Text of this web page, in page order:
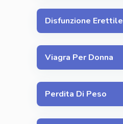
Disfunzione Erettile
Viagra Per Donna
Perdita Di Peso